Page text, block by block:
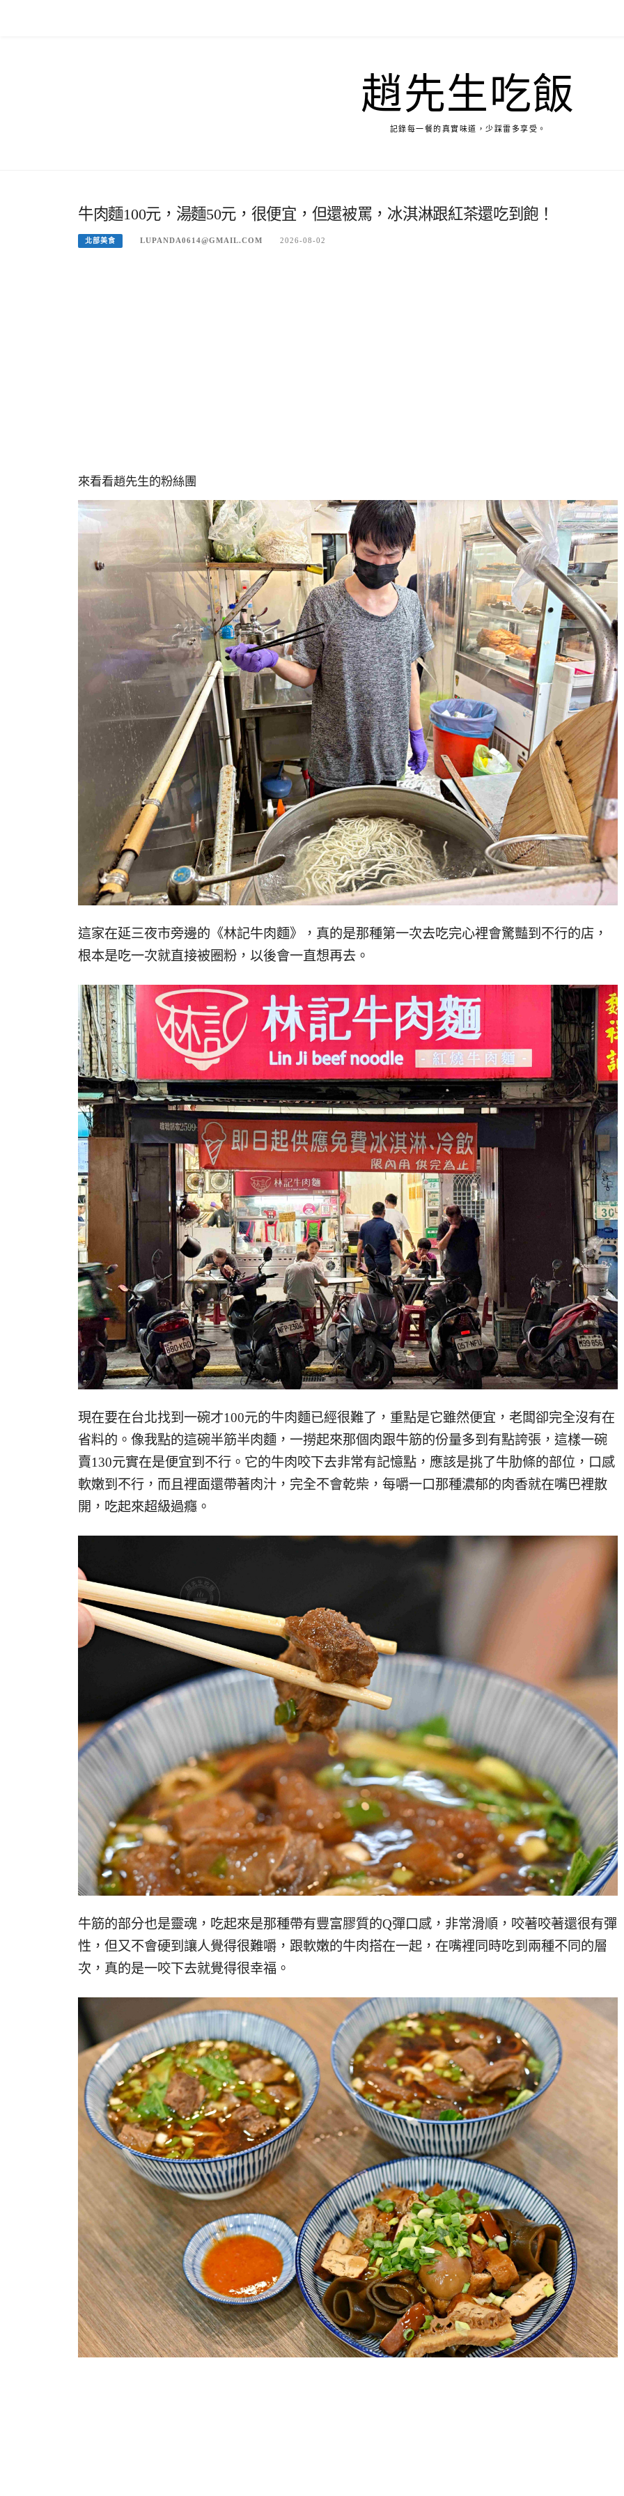
趙先生吃飯
記錄每一餐的真實味道，少踩雷多享受。
牛肉麵100元，湯麵50元，很便宜，但還被罵，冰淇淋跟紅茶還吃到飽！
北部美食 LUPANDA0614@GMAIL.COM 2026-08-02
來看看趙先生的粉絲團
這家在延三夜市旁邊的《林記牛肉麵》， 真的是那種第一次去吃完心裡會驚豔到不行的店，
根本是吃一次就直接被圈粉， 以後會一直想再去。
現在要在台北找到一碗才100元的牛肉麵已經很難了，重點是它雖然便宜，老闆卻完全沒有在
省料的。像我點的這碗半筋半肉麵，一撈起來那個肉跟牛筋的份量多到有點誇張，這樣一碗
賣130元實在是便宜到不行。它的牛肉咬下去非常有記憶點，應該是挑了牛肋條的部位，口感
軟嫩到不行，而且裡面還帶著肉汁，完全不會乾柴，每嚼一口那種濃郁的肉香就在嘴巴裡散
開，吃起來超級過癮。
牛筋的部分也是靈魂，吃起來是那種帶有豐富膠質的Q彈口感，非常滑順，咬著咬著還很有彈
性，但又不會硬到讓人覺得很難嚼，跟軟嫩的牛肉搭在一起，在嘴裡同時吃到兩種不同的層
次，真的是一咬下去就覺得很幸福。